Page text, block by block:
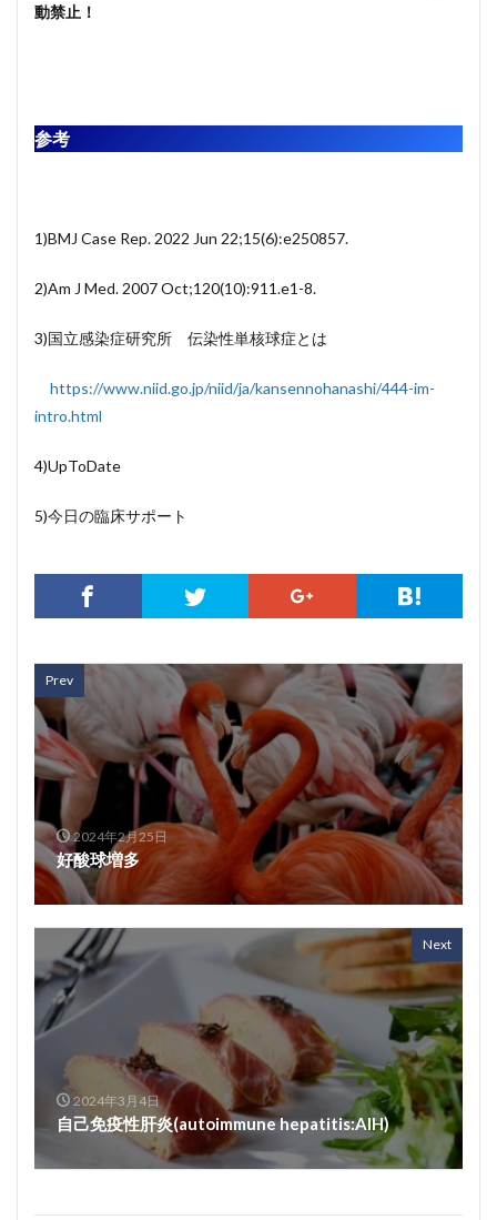
動禁止！
参考
1)BMJ Case Rep. 2022 Jun 22;15(6):e250857.
2)Am J Med. 2007 Oct;120(10):911.e1-8.
3)国立感染症研究所 伝染性単核球症とは
https://www.niid.go.jp/niid/ja/kansennohanashi/444-im-
intro.html
4)UpToDate
5)今日の臨床サポート
Prev
2024年2月25日
好酸球増多
Next
2024年3月4日
自己免疫性肝炎(autoimmune hepatitis:AIH)